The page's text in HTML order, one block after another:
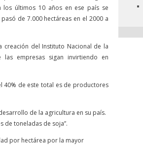
los últimos 10 años en ese país se
de 7.000 hectáreas en el 2000 a
creación del Instituto Nacional de la
empresas sigan invirtiendo en
40% de este total es de productores
de la agricultura en su país.
de toneladas de soja”.
por hectárea por la mayor